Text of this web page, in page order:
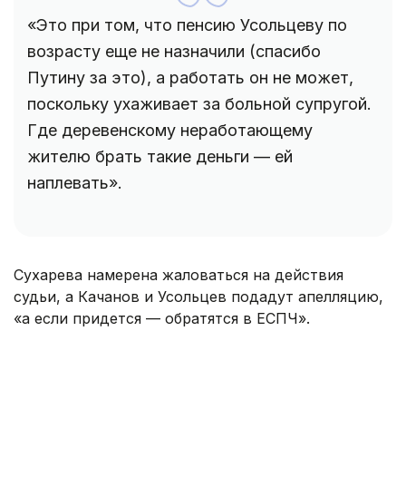
«Это при том, что пенсию Усольцеву по
возрасту еще не назначили (спасибо
Путину за это), а работать он не может,
поскольку ухаживает за больной супругой.
Где деревенскому неработающему
жителю брать такие деньги — ей
наплевать».
Сухарева намерена жаловаться на действия
судьи, а Качанов и Усольцев подадут апелляцию,
«а если придется — обратятся в ЕСПЧ».